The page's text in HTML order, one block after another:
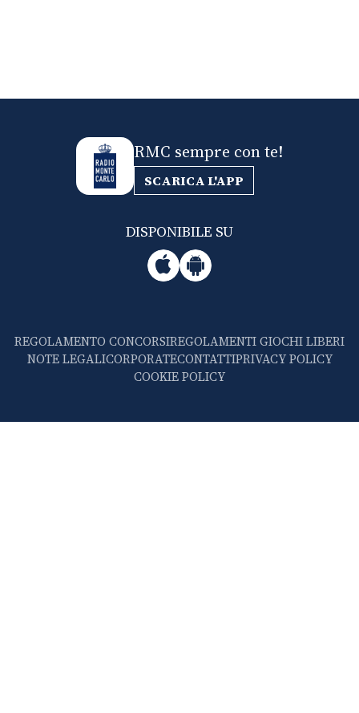
RMC sempre con te!
SCARICA L'APP
DISPONIBILE SU
REGOLAMENTO CONCORSIREGOLAMENTI GIOCHI LIBERI
NOTE LEGALICORPORATECONTATTIPRIVACY POLICY
COOKIE POLICY